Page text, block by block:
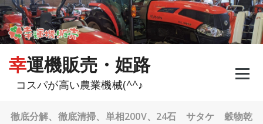
コ
ン
テ
ン
幸運機販売・姫路
コスパが高い農業機械(^^♪
徹底分解、徹底清掃、単相200V、24石 サタケ 穀物乾